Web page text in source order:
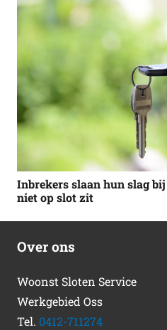
Inbrekers slaan hun slag
niet op slot zit
Over ons
Woonst Sloten Service
Werkgebied Oss
Tel. 0412-711274